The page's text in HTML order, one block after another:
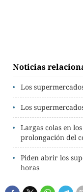
Noticias
Los
Los
Largas colas en
prolongación del
Piden abrir los
horas